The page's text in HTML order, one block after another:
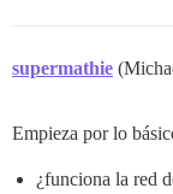
supermathie
Empieza por lo
¿funciona la red